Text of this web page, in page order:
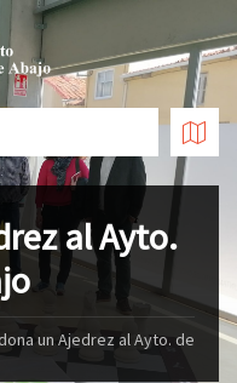
al Ayto.
un Ajedrez al Ayto. de